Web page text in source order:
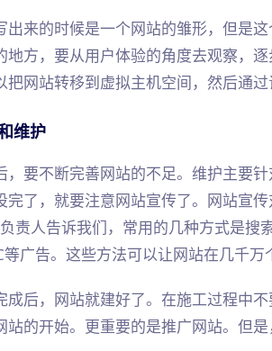
出来的时候是一个网站的雏形，但是
地方，要从用户体验的角度去观察，
把网站转移到虚拟主机空间，然后通过
维护
，要不断完善网站的不足。维护主要
完了，就要注意网站宣传了。网站宣
责人告诉我们，常用的几种方式是搜
等广告。这些方法可以让网站在几千万
成后，网站就建好了。在施工过程中
站的开始。更重要的是推广网站。但是